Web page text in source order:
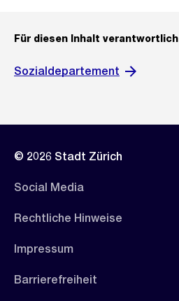
Für diesen Inhalt verantwortlich
Sozialdepartement
© 2026 Stadt Zürich
Social Media
Rechtliche Hinweise
Impressum
Barrierefreiheit